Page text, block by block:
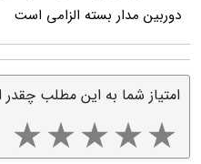
دوربین مدار بسته الزامی است
امتیاز شما به این مطلب